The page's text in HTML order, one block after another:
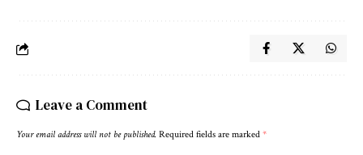
Leave a Comment
Your email address will not be published. Required fields are marked *